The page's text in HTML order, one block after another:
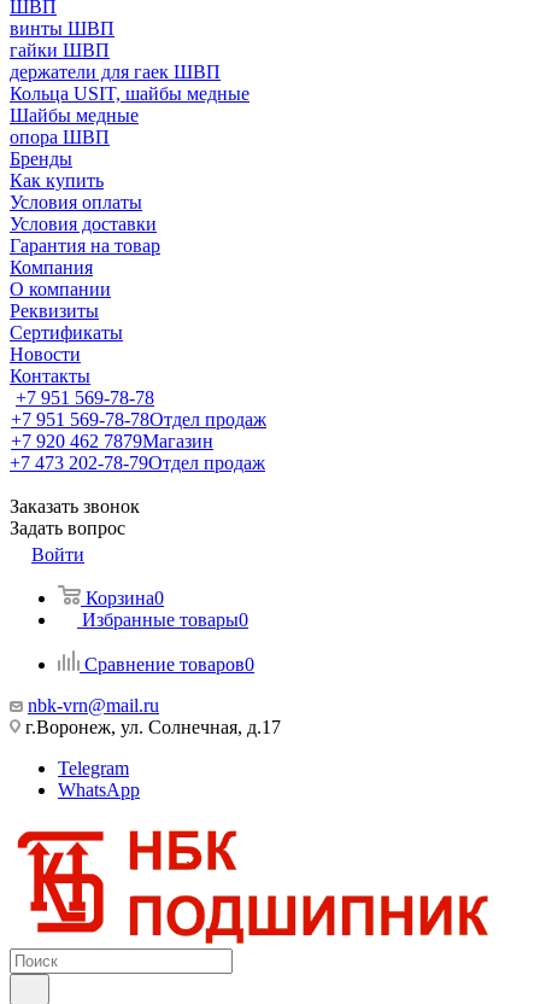
ШВП
винты ШВП
гайки ШВП
держатели для гаек ШВП
Кольца USIT, шайбы медные
Шайбы медные
опора ШВП
Бренды
Как купить
Условия оплаты
Условия доставки
Гарантия на товар
Компания
О компании
Реквизиты
Сертификаты
Новости
Контакты
+7 951 569-78-78
+7 951 569-78-78Отдел продаж
+7 920 462 7879Магазин
+7 473 202-78-79Отдел продаж
Заказать звонок
Задать вопрос
Войти
Корзина0
Избранные товары0
Сравнение товаров0
nbk-vrn@mail.ru
г.Воронеж, ул. Солнечная, д.17
Telegram
WhatsApp